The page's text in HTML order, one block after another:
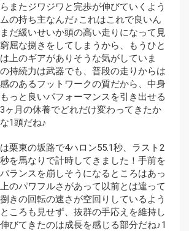
またジワジワと完歩が伸びていくよう
の持ち主なんだ♪これはこれで良いん
だ緩いせいか頭の高い走りになって見
屈な捌きをしてしまうから、もうひと
上のギアがありそうな気がしていま
持続力は武器でも、普段の走りからは
のあるフットワークの質だから、中身
っと良いパフォーマンスを引き出せる
ヶ月の休養でどれだけ変わってきたか
1頭だね♪
栗東の坂路で4ハロン55.1秒、ラスト2
を馬なりで計時してきました！手前を
ランスを崩しそうになるところはあっ
のパワフルさがあって以前とは違って
きの回転の速さが空回りしているよう
ころも見せず、抜群の手応えを維持し
びてきたのは成長を感じる部分だね♪1